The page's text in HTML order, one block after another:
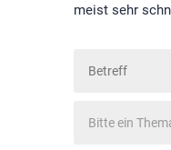
meist sehr